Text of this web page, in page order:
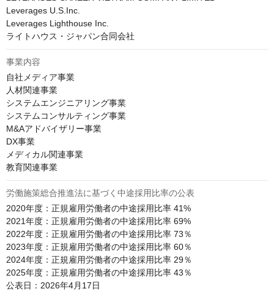
Leverages U.S.Inc.
Leverages Lighthouse Inc.
ライトハウス・ジャパン合同会社
事業内容
自社メディア事業
人材関連事業
システムエンジニアリング事業
システムコンサルティング事業
M&Aアドバイザリー事業
DX事業
メディカル関連事業
教育関連事業
労働施策総合推進法に基づく中途採用比率の公表
2020年度：正規雇用労働者の中途採用比率 41%
2021年度：正規雇用労働者の中途採用比率 69%
2022年度：正規雇用労働者の中途採用比率 73％
2023年度：正規雇用労働者の中途採用比率 60％
2024年度：正規雇用労働者の中途採用比率 29％
2025年度：正規雇用労働者の中途採用比率 43％
公表日：2026年4月17日